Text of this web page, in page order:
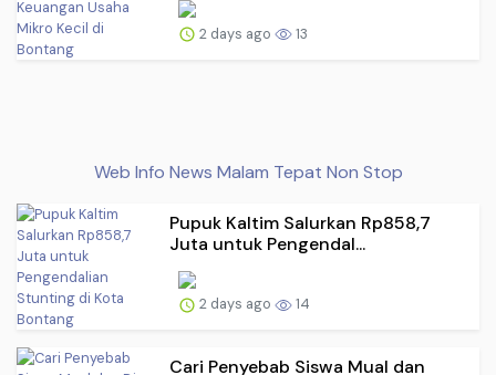
2 days ago 13
Web Info News Malam Tepat Non Stop
Pupuk Kaltim Salurkan Rp858,7
Juta untuk Pengendal...
2 days ago 14
Cari Penyebab Siswa Mual dan